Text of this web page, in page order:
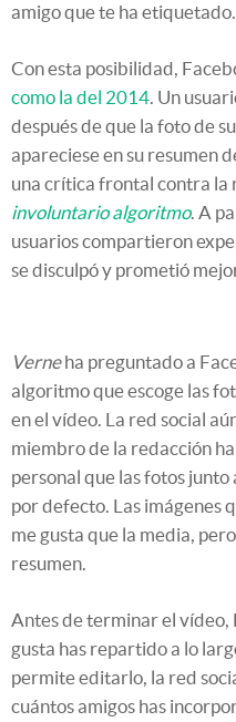
amigo que te ha etiquetado.
Con esta posibilidad,
como la del 2014. Un
después de que la foto de
apareciese en su resumen
una crítica frontal contra la
involuntario algoritmo. A
usuarios compartieron
se disculpó y prometió
Verneha preguntado a
algoritmo que escoge las
en el vídeo. La red social
miembro de la redacción
personal que las fotos junto
por defecto. Las imágenes
me gusta que la media,
resumen.
Antes de terminar el vídeo,
gusta has repartido a lo
permite editarlo, la red
cuántos amigos has